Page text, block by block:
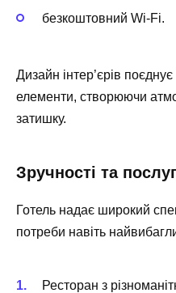
безкоштовний Wi-Fi.
Дизайн інтер’єрів поєднує
елементи, створюючи
затишку.
Зручності та
Готель надає широкий
потреби навіть
Ресторан з